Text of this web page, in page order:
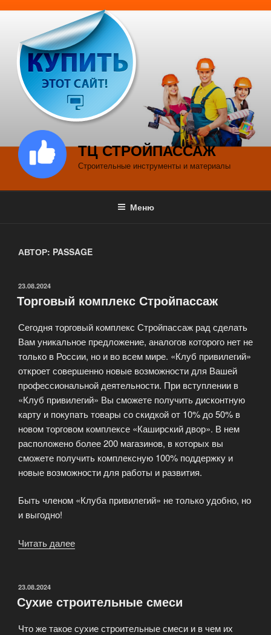
содержимому
ТЦ СТРОЙПАССАЖ
Строительные инструменты и материалы
Меню
АВТОР: PASSAGE
ОПУБЛИКОВАНО
23.08.2024
Торговый комплекс Стройпассаж
Сегодня торговый комплекс Стройпассаж рад сделать
Вам уникальное предложение, аналогов которого нет не
только в России, но и во всем мире. «Клуб привилегий»
откроет совершенно новые возможности для Вашей
профессиональной деятельности. При вступлении в
«Клуб привилегий» Вы сможете получить дисконтную
карту и покупать товары со скидкой от 10% до 50% в
новом торговом комплексе «Каширский двор». В нем
расположено более 200 магазинов, в которых вы
сможете получить комплексную 100% поддержку и
новые возможности для работы и развития.
Быть членом «Клуба привилегий» не только удобно, но
и выгодно!
Читать далее
ОПУБЛИКОВАНО
23.08.2024
Сухие строительные смеси
Что же такое сухие строительные смеси и в чем их